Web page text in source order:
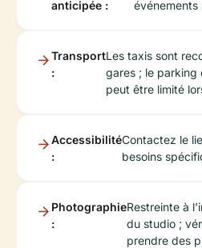
anticipée :
événements
Transport
:
Les taxis sont
gares ; le parking
peut être limité
Accessibilité
:
Contactez le
besoins
Photographie
:
Restreinte à
du studio ;
prendre des